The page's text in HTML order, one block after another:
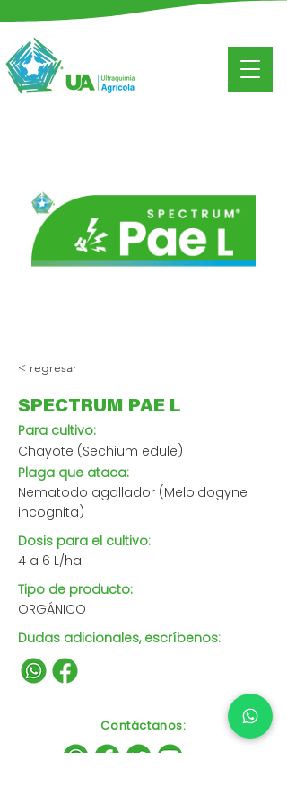
< regresar
SPECTRUM PAE L
Para cultivo:
Chayote (Sechium edule)
Plaga que ataca:
Nematodo agallador (Meloidogyne
incognita)
Dosis para el cultivo:
4 a 6 L/ha
Tipo de producto:
ORGÁNICO
Dudas adicionales, escríbenos:
Contáctanos: